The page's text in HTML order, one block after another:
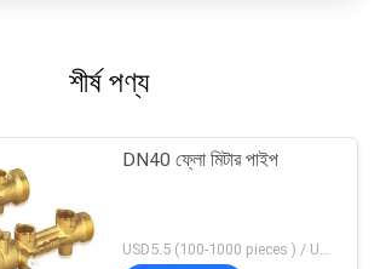
শীর্ষ পণ্য
DN40 ফ্লো মিটার পাইপ
USD5.5 (100-1000 pieces ) / USD4.95 (>1000 pieces) MOQ:100 টুকরা